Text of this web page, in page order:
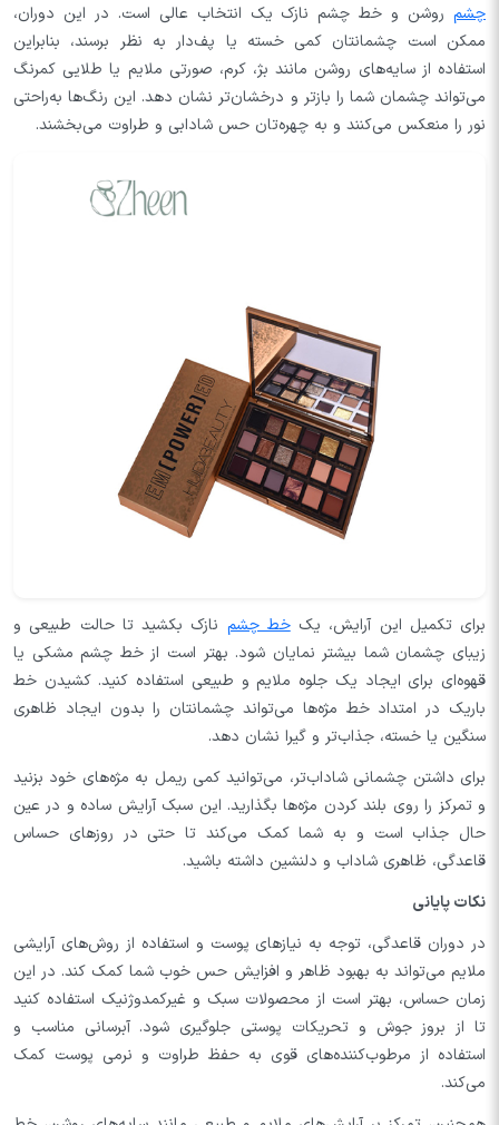
چشم روشن و خط چشم نازک یک انتخاب عالی است. در این دوران،
ممکن است چشمانتان کمی خسته یا پف‌دار به نظر برسند، بنابراین
استفاده از سایه‌های روشن مانند بژ، کرم، صورتی ملایم یا طلایی کمرنگ
می‌تواند چشمان شما را بازتر و درخشان‌تر نشان دهد. این رنگ‌ها به‌راحتی
نور را منعکس می‌کنند و به چهره‌تان حس شادابی و طراوت می‌بخشند.
برای تکمیل این آرایش، یکخط چشم نازک بکشید تا حالت طبیعی و
زیبای چشمان شما بیشتر نمایان شود. بهتر است از خط چشم مشکی یا
قهوه‌ای برای ایجاد یک جلوه ملایم و طبیعی استفاده کنید. کشیدن خط
باریک در امتداد خط مژه‌ها می‌تواند چشمانتان را بدون ایجاد ظاهری
سنگین یا خسته، جذاب‌تر و گیرا نشان دهد.
برای داشتن چشمانی شاداب‌تر، می‌توانید کمی ریمل به مژه‌های خود بزنید
و تمرکز را روی بلند کردن مژه‌ها بگذارید. این سبک آرایش ساده و در عین
حال جذاب است و به شما کمک می‌کند تا حتی در روزهای حساس
قاعدگی، ظاهری شاداب و دلنشین داشته باشید.
نکات پایانی
در دوران قاعدگی، توجه به نیازهای پوست و استفاده از روش‌های آرایشی
ملایم می‌تواند به بهبود ظاهر و افزایش حس خوب شما کمک کند. در این
زمان حساس، بهتر است از محصولات سبک و غیرکمدوژنیک استفاده کنید
تا از بروز جوش و تحریکات پوستی جلوگیری شود. آبرسانی مناسب و
استفاده از مرطوب‌کننده‌های قوی به حفظ طراوت و نرمی پوست کمک
می‌کند.